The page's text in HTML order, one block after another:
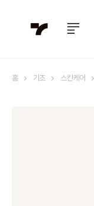
홈 기초 스킨케어